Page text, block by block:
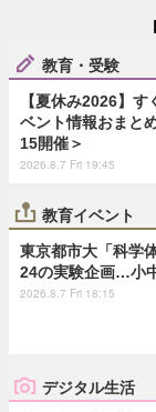
教育・受験
【夏休み2026】す
ベント情報おまと
15開催＞
2026.8.7 Fri 19:45
教育イベント
東京都市大「科学
24の実験企画…小
2026.8.7 Fri 18:15
デジタル生活